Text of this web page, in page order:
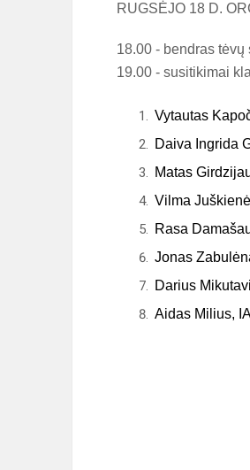
RUGSĖJO 18 D.
18.00 - bendras
19.00 - susitikimai
Vytautas
Daiva Ingrida
Matas
Vilma
Rasa
Jonas
Darius
Aidas Milius,